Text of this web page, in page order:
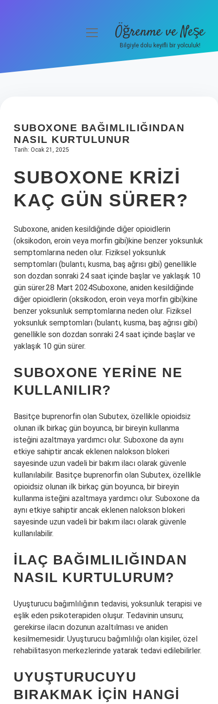
Hakkımızda
menüyüÖğrenme ve Neşe
Bilgiyle dolu keyifli bir yolculuk!
SUBOXONE BAĞIMLILIĞINDAN
NASIL KURTULUNUR
Tarih: Ocak 21, 2025
SUBOXONE KRIZI
KAÇ GÜN SÜRER?
Suboxone, aniden kesildiğinde diğer opioidlerin
(oksikodon, eroin veya morfin gibi)kine benzer yoksunluk
semptomlarına neden olur. Fiziksel yoksunluk
semptomları (bulantı, kusma, baş ağrısı gibi) genellikle
son dozdan sonraki 24 saat içinde başlar ve yaklaşık 10
gün sürer.28 Mart 2024Suboxone, aniden kesildiğinde
diğer opioidlerin (oksikodon, eroin veya morfin gibi)kine
benzer yoksunluk semptomlarına neden olur. Fiziksel
yoksunluk semptomları (bulantı, kusma, baş ağrısı gibi)
genellikle son dozdan sonraki 24 saat içinde başlar ve
yaklaşık 10 gün sürer.
SUBOXONE YERINE NE
KULLANILIR?
Basitçe buprenorfin olan Subutex, özellikle opioidsiz
olunan ilk birkaç gün boyunca, bir bireyin kullanma
isteğini azaltmaya yardımcı olur. Suboxone da aynı
etkiye sahiptir ancak eklenen nalokson blokeri
sayesinde uzun vadeli bir bakım ilacı olarak güvenle
kullanılabilir. Basitçe buprenorfin olan Subutex, özellikle
opioidsiz olunan ilk birkaç gün boyunca, bir bireyin
kullanma isteğini azaltmaya yardımcı olur. Suboxone da
aynı etkiye sahiptir ancak eklenen nalokson blokeri
sayesinde uzun vadeli bir bakım ilacı olarak güvenle
kullanılabilir.
İLAÇ BAĞIMLILIĞINDAN
NASIL KURTULURUM?
Uyuşturucu bağımlılığının tedavisi, yoksunluk terapisi ve
eşlik eden psikoterapiden oluşur. Tedavinin unsuru;
gerekirse ilacın dozunun azaltılması ve aniden
kesilmemesidir. Uyuşturucu bağımlılığı olan kişiler, özel
rehabilitasyon merkezlerinde yatarak tedavi edilebilirler.
UYUŞTURUCUYU
BIRAKMAK IÇIN HANGI